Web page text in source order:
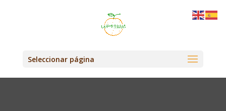
Seleccionar página